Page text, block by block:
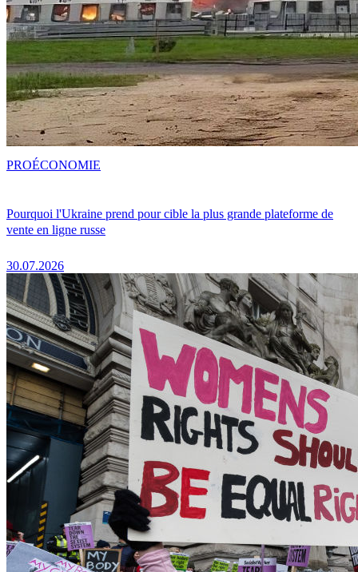
Pourquoi l'Ukraine prend pour cible la plus grande plateforme de
vente en ligne russe
30.07.2026
PROÉCONOMIE